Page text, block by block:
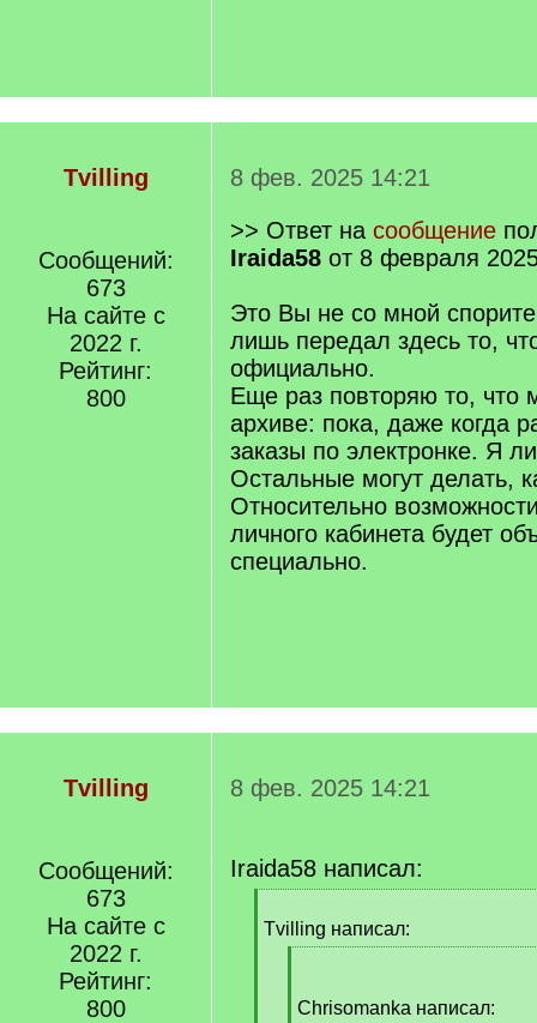
Tvilling
Сообщений:
673
На сайте с
2022 г.
Рейтинг:
800
8 фев. 2025 14:21
>> Ответ на сообщение
Iraida58 от 8 февраля
Это Вы не со мной
лишь передал здесь то,
официально.
Еще раз повторяю то, что
архиве: пока, даже когда
заказы по электронке. Я
Остальные могут делать,
Относительно
личного кабинета будет
специально.
Tvilling
Сообщений:
673
На сайте с
2022 г.
Рейтинг:
800
8 фев. 2025 14:21
Iraida58 написал:
q
Tvilling написал:
]Chrisomanka написал: